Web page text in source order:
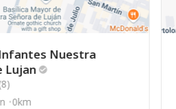
Nuestra
Lujan
0km